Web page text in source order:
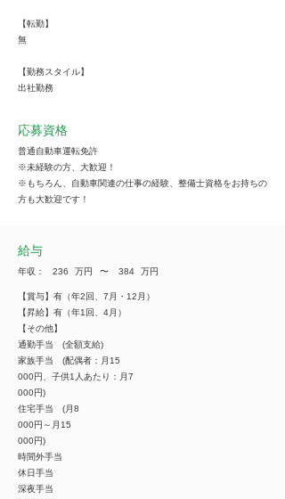
【転勤】
無
【勤務スタイル】
出社勤務
応募資格
普通自動車運転免許
※未経験の方、大歓迎！
※もちろん、自動車関連の仕事の経験、整備士資格をお持ちの
方も大歓迎です！
給与
年収： 236 万円 ​〜 384 万円
【賞与】有（年2回、7月・12月）
【昇給】有（年1回、4月）
【その他】
通勤手当 (全額支給)
家族手当 (配偶者：月15
000円、子供1人あたり：月7
000円)
住宅手当 (月8
000円～月15
000円)
時間外手当
休日手当
深夜手当